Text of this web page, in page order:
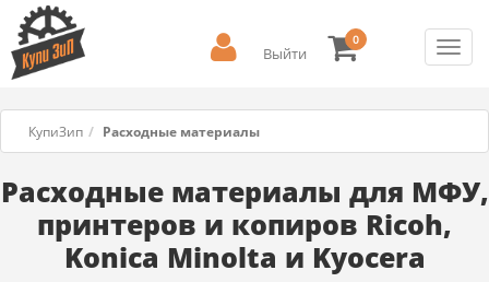
Выйти
0
КупиЗип Расходные материалы
Расходные материалы для МФУ,
принтеров и копиров Ricoh,
Konica Minolta и Kyocera